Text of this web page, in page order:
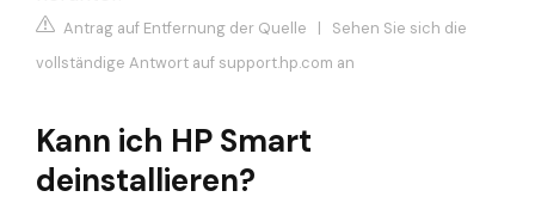
Antrag auf Entfernung der Quelle | Sehen Sie sich die
vollständige Antwort auf support.hp.com an
Kann ich HP Smart
deinstallieren?